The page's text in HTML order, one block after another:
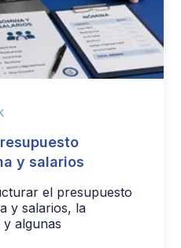
y salarios
el presupuesto
y salarios, la
algunas